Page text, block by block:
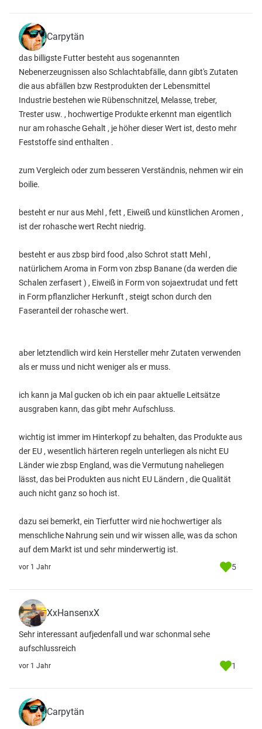
Carpytän
das billigste Futter besteht aus sogenannten
Nebenerzeugnissen also Schlachtabfälle, dann gibt's Zutaten
die aus abfällen bzw Restprodukten der Lebensmittel
Industrie bestehen wie Rübenschnitzel, Melasse, treber,
Trester usw. , hochwertige Produkte erkennt man eigentlich
nur am rohasche Gehalt , je höher dieser Wert ist, desto mehr
Feststoffe sind enthalten .
zum Vergleich oder zum besseren Verständnis, nehmen wir ein
boilie.
besteht er nur aus Mehl , fett , Eiweiß und künstlichen Aromen ,
ist der rohasche wert Recht niedrig.
besteht er aus zbsp bird food ,also Schrot statt Mehl ,
natürlichem Aroma in Form von zbsp Banane (da werden die
Schalen zerfasert ) , Eiweiß in Form von sojaextrudat und fett
in Form pflanzlicher Herkunft , steigt schon durch den
Faseranteil der rohasche wert.
aber letztendlich wird kein Hersteller mehr Zutaten verwenden
als er muss und nicht weniger als er muss.
ich kann ja Mal gucken ob ich ein paar aktuelle Leitsätze
ausgraben kann, das gibt mehr Aufschluss.
wichtig ist immer im Hinterkopf zu behalten, das Produkte aus
der EU , wesentlich härteren regeln unterliegen als nicht EU
Länder wie zbsp England, was die Vermutung naheliegen
lässt, das bei Produkten aus nicht EU Ländern , die Qualität
auch nicht ganz so hoch ist.
dazu sei bemerkt, ein Tierfutter wird nie hochwertiger als
menschliche Nahrung sein und wir wissen alle, was da schon
auf dem Markt ist und sehr minderwertig ist.
vor 1 Jahr 5
XxHansenxX
Sehr interessant aufjedenfall und war schonmal sehe
aufschlussreich
vor 1 Jahr 1
Carpytän